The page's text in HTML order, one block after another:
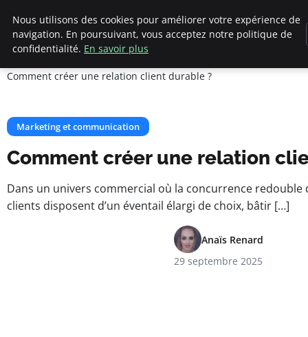
Cannes 1939
Comment créer une relation client durable ?
Marketing et communication
Comment créer une relation
Dans un univers commercial où la concurrence redouble
clients disposent d’un éventail élargi de choix, bâtir […]
Anaïs Renard
29 septembre 2025
Nous utilisons des cookies pour améliorer votre expérience de
navigation. En poursuivant, vous acceptez notre politique de
confidentialité. En savoir plus